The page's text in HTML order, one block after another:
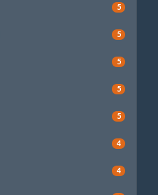
5
5
5
5
5
4
4